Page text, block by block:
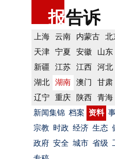
报告诉
上海 云南 内蒙古 北
天津
宁夏 安徽 山东
新疆
江苏 江西 河北
湖北
湖南 澳门 甘肃
辽宁
重庆 陕西 青海
新闻集锦 档案 资料
宗教 时政 经济 生态
政府 安全 城市 省级